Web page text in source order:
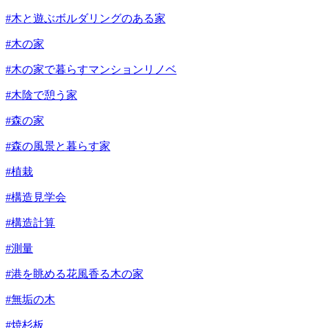
#木と遊ぶボルダリングのある家
#木の家
#木の家で暮らすマンションリノベ
#木陰で憩う家
#森の家
#森の風景と暮らす家
#植栽
#構造見学会
#構造計算
#測量
#港を眺める花風香る木の家
#無垢の木
#焼杉板